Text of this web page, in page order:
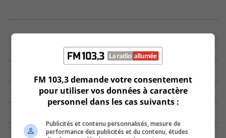
FM 103,3 demande votre consentement
pour utiliser vos données à caractère
personnel dans les cas suivants :
Publicités et contenu personnalisés, mesure de
performance des publicités et du contenu, études